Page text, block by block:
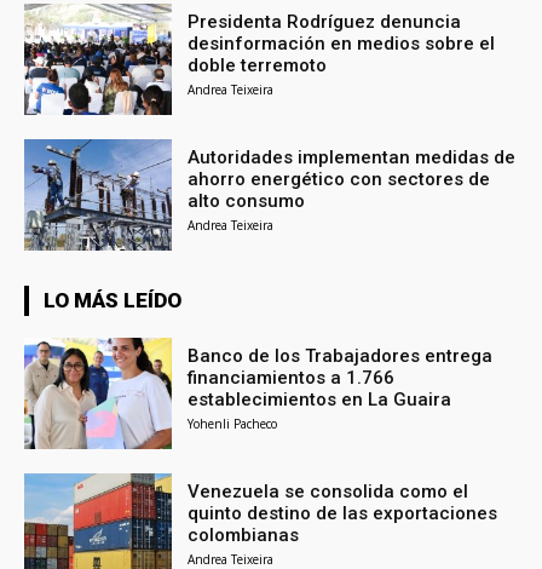
Presidenta Rodríguez denuncia
desinformación en medios sobre el
doble terremoto
Andrea Teixeira
Autoridades implementan medidas de
ahorro energético con sectores de
alto consumo
Andrea Teixeira
LO MÁS LEÍDO
Banco de los Trabajadores entrega
financiamientos a 1.766
establecimientos en La Guaira
Yohenli Pacheco
Venezuela se consolida como el
quinto destino de las exportaciones
colombianas
Andrea Teixeira